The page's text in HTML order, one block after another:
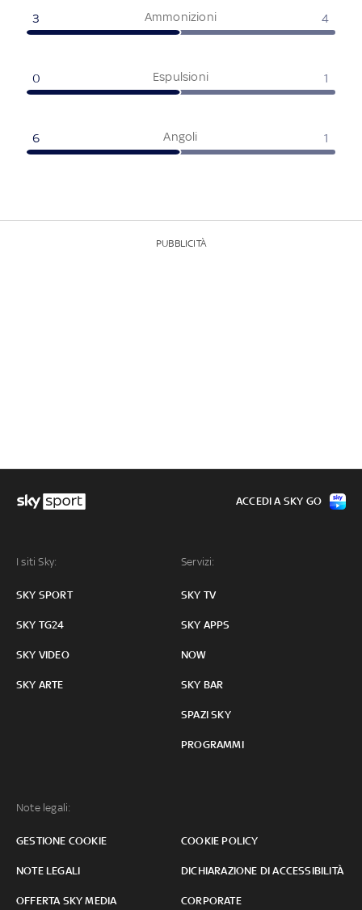
Ammonizioni
3 4
Espulsioni
0 1
Angoli
6 1
PUBBLICITÀ
I siti Sky:
SKY SPORT
SKY TG24
SKY VIDEO
SKY ARTE
Servizi:
SKY TV
SKY APPS
NOW
SKY BAR
SPAZI SKY
PROGRAMMI
Note legali:
GESTIONE COOKIE COOKIE POLICY
NOTE LEGALI DICHIARAZIONE DI ACCESSIBILITÀ
OFFERTA SKY MEDIA CORPORATE
ACCEDI A SKY GO